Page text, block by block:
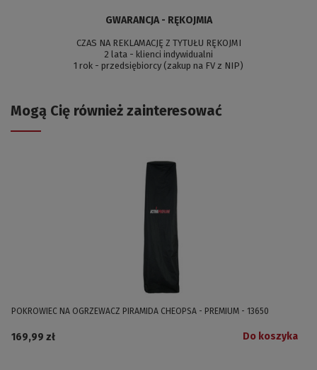
GWARANCJA - RĘKOJMIA
CZAS NA REKLAMACJĘ Z TYTUŁU RĘKOJMI
2 lata - klienci indywidualni
1 rok - przedsiębiorcy (zakup na FV z NIP)
Mogą Cię również zainteresować
POKROWIEC NA OGRZEWACZ PIRAMIDA CHEOPSA - PREMIUM - 13650
169,99 zł Do koszyka